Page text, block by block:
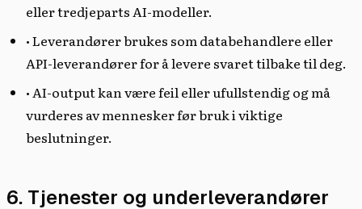
eller tredjeparts AI-modeller.
• Leverandører brukes som databehandlere eller
API-leverandører for å levere svaret tilbake til deg.
• AI-output kan være feil eller ufullstendig og må
vurderes av mennesker før bruk i viktige
beslutninger.
6. Tjenester og underleverandører